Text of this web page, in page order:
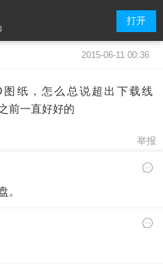
打开
2015-06-11 00:36
纸，怎么总说超出下载线
前一直好好的
举报
。